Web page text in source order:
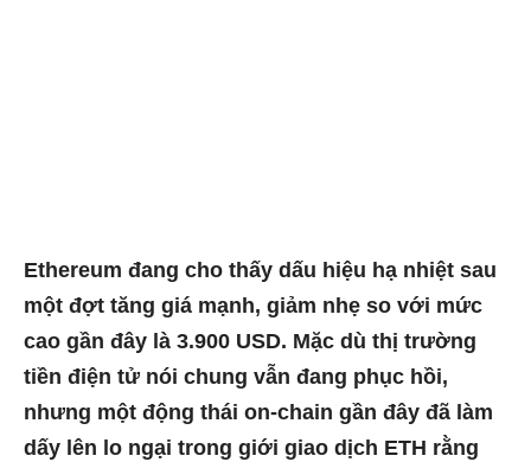
Ethereum đang cho thấy dấu hiệu hạ nhiệt sau
một đợt tăng giá mạnh, giảm nhẹ so với mức
cao gần đây là 3.900 USD. Mặc dù thị trường
tiền điện tử nói chung vẫn đang phục hồi,
nhưng một động thái on-chain gần đây đã làm
dấy lên lo ngại trong giới giao dịch ETH rằng